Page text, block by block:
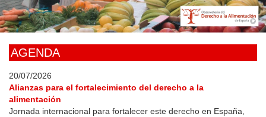
Skip
to
main
AGENDA
20/07/2026
Alianzas para el fortalecimiento del derecho a la
alimentación
Jornada internacional para fortalecer este derecho en España,